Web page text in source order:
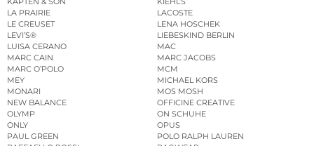
LA PRAIRIE
LACOSTE
LE CREUSET
LENA HOSCHEK
LEVI’S®
LIEBESKIND BERLIN
LUISA CERANO
MAC
MARC CAIN
MARC JACOBS
MARC O’POLO
MCM
MEY
MICHAEL KORS
MONARI
MOS MOSH
NEW BALANCE
OFFICINE CREATIVE
OLYMP
ON SCHUHE
ONLY
OPUS
PAUL GREEN
POLO RALPH LAUREN